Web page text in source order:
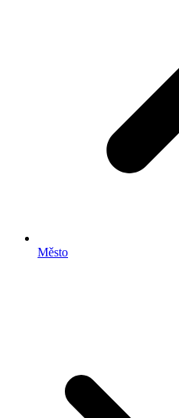
Město